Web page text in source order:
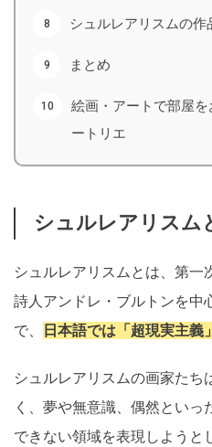
シュルレアリスムの
まとめ
絵画・アートで部屋
ートリエ
シュルレアリスム
シュルレアリスムとは、第一
詩人アンドレ・ブルトンを中
で、
日本語では「超現実主義
シュルレアリスムの画家たち
く、夢や無意識、偶然とい
できない領域を表現しようと